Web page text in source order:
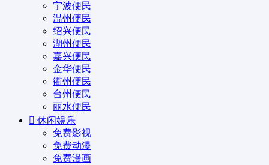
宁波便民
温州便民
绍兴便民
湖州便民
嘉兴便民
金华便民
衢州便民
台州便民
丽水便民
休闲娱乐
免费影视
免费动漫
免费漫画